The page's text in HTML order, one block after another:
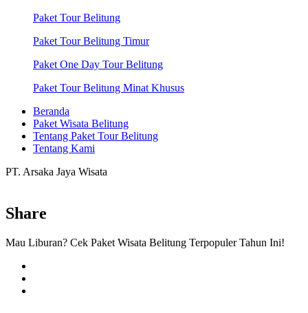
Paket Tour Belitung
Paket Tour Belitung Timur
Paket One Day Tour Belitung
Paket Tour Belitung Minat Khusus
Beranda
Paket Wisata Belitung
Tentang Paket Tour Belitung
Tentang Kami
PT. Arsaka Jaya Wisata
Share
Mau Liburan? Cek Paket Wisata Belitung Terpopuler Tahun Ini!